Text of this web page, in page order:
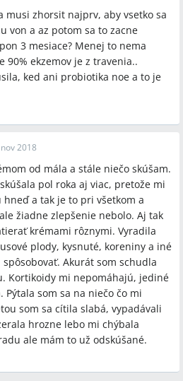
musi zhorsit najprv, aby vsetko sa
von a az potom sa to zacne
3 mesiace? Menej to nema
90% ekzemov je z travenia..
ked ani probiotika noe a to je
2018
od mála a stále niečo skúšam.
pol roka aj viac, pretože mi
hneď a tak je to pri všetkom a
žiadne zlepšenie nebolo. Aj tak
krémami rôznymi. Vyradila
plody, kysnuté, koreniny a iné
Akurát som schudla
Kortikoidy mi nepomáhajú, jediné
som sa na niečo čo mi
som sa cítila slabá, vypadávali
hrozne lebo mi chýbala
ale mám to už odskúšané.